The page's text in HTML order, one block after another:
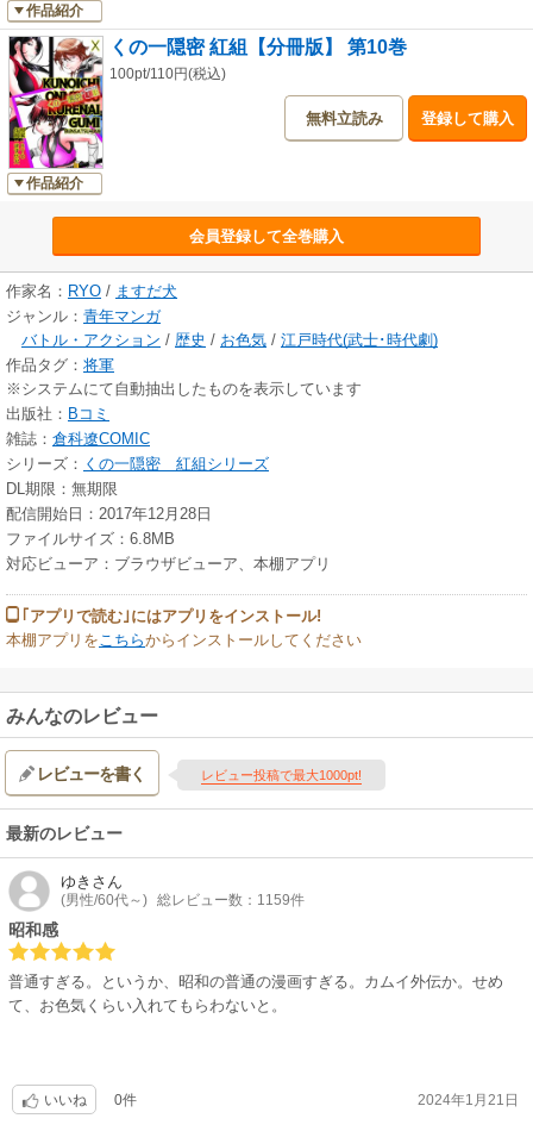
作品紹介
作品紹介
くの一隠密 紅組【分冊版】 第10巻
100pt/110円(税込)
無料立読み 登録して購入
会員登録して全巻購入
作家名： RYO / ますだ犬
ジャンル： 青年マンガ
バトル・アクション / 歴史 / お色気 / 江戸時代(武士･時代劇)
作品タグ： 将軍
※システムにて自動抽出したものを表示しています
出版社： Bコミ
雑誌： 倉科遼COMIC
シリーズ： くの一隠密 紅組シリーズ
DL期限：無期限
配信開始日：2017年12月28日
ファイルサイズ：6.8MB
対応ビューア：ブラウザビューア、本棚アプリ
｢アプリで読む｣にはアプリをインストール!
本棚アプリを こちらからインストールしてください
みんなのレビュー
レビューを書く レビュー投稿で最大1000pt!
最新のレビュー
ゆき さん
(男性/60代～) 総レビュー数：1159件
昭和感
普通すぎる。というか、昭和の普通の漫画すぎる。カムイ外伝か。せめ
て、お色気くらい入れてもらわないと。
いいね 0件 2024年1月21日